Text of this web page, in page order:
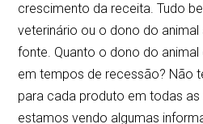
crescimento da receita. Tudo
veterinário ou o dono do
fonte. Quanto o dono do
em tempos de recessão? Não
para cada produto em todas
estamos vendo algumas